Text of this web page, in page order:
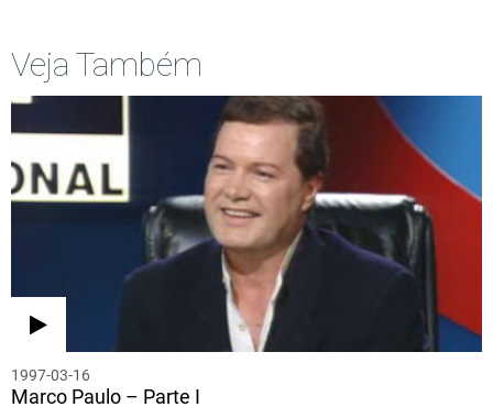
Veja Também
1997-03-16
Marco Paulo – Parte I